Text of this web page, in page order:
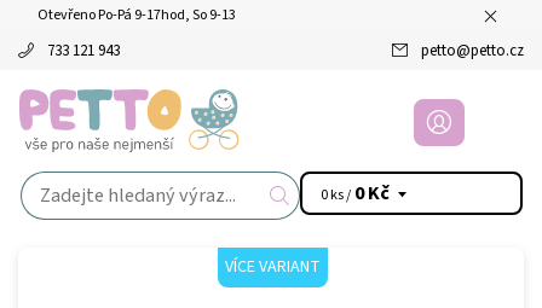
Otevřeno Po-Pá 9-17hod, So 9-13
733 121 943 petto@petto.cz
0 ks / 0 Kč
VÍCE VARIANT